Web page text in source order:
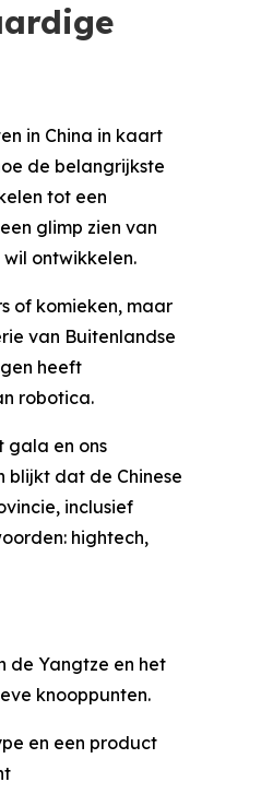
in China in kaart
de belangrijkste
tot een
glimp zien van
ontwikkelen.
of komieken, maar
van Buitenlandse
heeft
robotica.
gala en ons
blijkt dat de Chinese
inclusief
hightech,
de Yangtze en het
knooppunten.
en een product